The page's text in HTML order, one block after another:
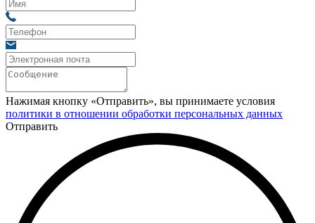
Нажимая кнопку «Отправить», вы принимаете условия
политики в отношении обработки персональных данных
Отправить